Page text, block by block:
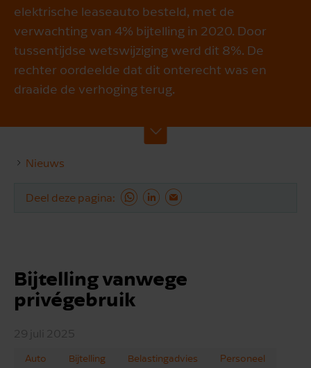
elektrische leaseauto besteld, met de
verwachting van 4% bijtelling in 2020. Door
tussentijdse wetswijziging werd dit 8%. De
rechter oordeelde dat dit onterecht was en
draaide de verhoging terug.
Nieuws
Deel deze pagina
Bijtelling vanwege
privégebruik
29 juli 2025
Auto Bijtelling Belastingadvies Personeel